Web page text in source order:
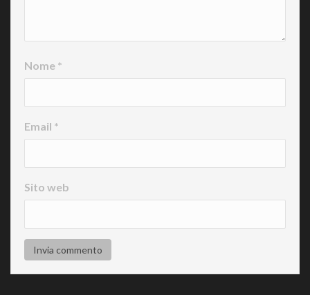
Nome *
Email *
Sito web